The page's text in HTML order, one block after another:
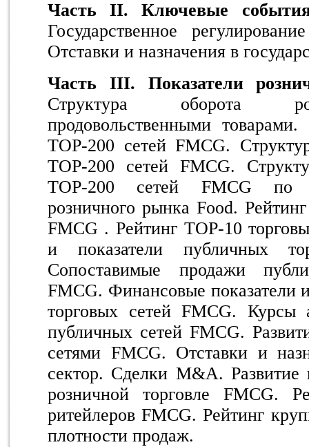
Часть II. Ключевые события
Государственное
Отставки и назначения в
Часть III. Показатели
Структура оборота
продовольственными
TOP-200 сетей FMCG.
TOP-200 сетей FMCG.
TOP-200 сетей FMCG по
розничного рынка Food.
FMCG . Рейтинг TOP-10
и показатели публичных
Сопоставимые продажи
FMCG. Финансовые показатели
торговых сетей FMCG. Курсы
публичных сетей FMCG.
сетями FMCG. Отставки и
сектор. Сделки M&A. Развитие
розничной торговле FMCG.
ритейлеров FMCG. Рейтинг
плотности продаж.